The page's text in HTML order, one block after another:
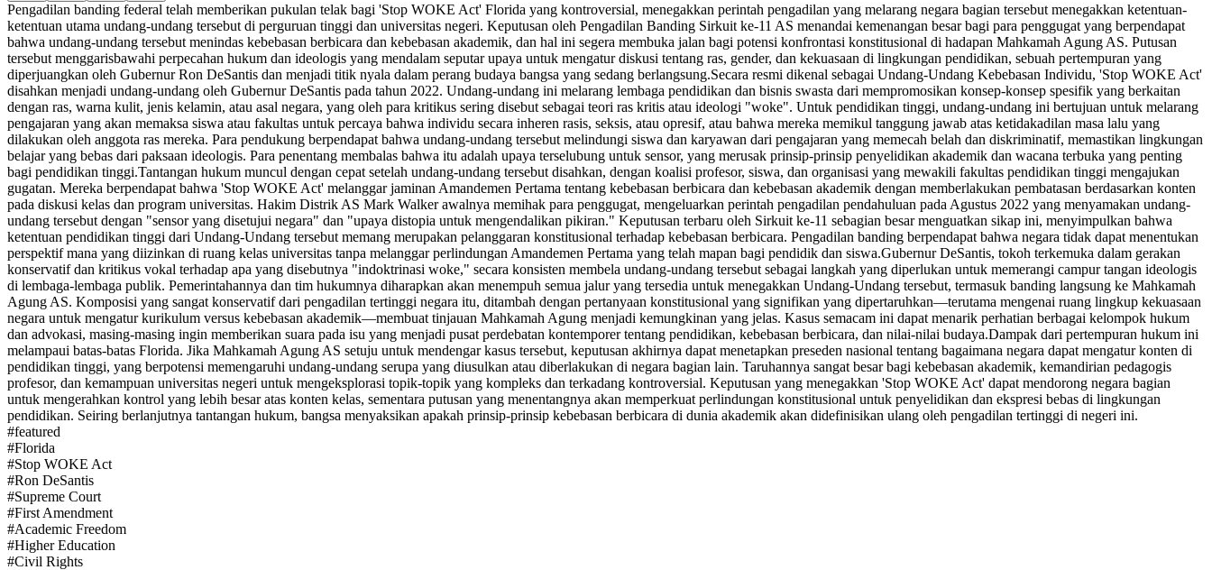
Pengadilan banding federal telah memberikan pukulan telak bagi 'Stop WOKE Act' Florida yang kontroversial, menegakkan perintah pengadilan yang melarang negara bagian tersebut menegakkan ketentuan-
ketentuan utama undang-undang tersebut di perguruan tinggi dan universitas negeri. Keputusan oleh Pengadilan Banding Sirkuit ke-11 AS menandai kemenangan besar bagi para penggugat yang berpendapat
bahwa undang-undang tersebut menindas kebebasan berbicara dan kebebasan akademik, dan hal ini segera membuka jalan bagi potensi konfrontasi konstitusional di hadapan Mahkamah Agung AS. Putusan
tersebut menggarisbawahi perpecahan hukum dan ideologis yang mendalam seputar upaya untuk mengatur diskusi tentang ras, gender, dan kekuasaan di lingkungan pendidikan, sebuah pertempuran yang
diperjuangkan oleh Gubernur Ron DeSantis dan menjadi titik nyala dalam perang budaya bangsa yang sedang berlangsung.Secara resmi dikenal sebagai Undang-Undang Kebebasan Individu, 'Stop WOKE Act'
disahkan menjadi undang-undang oleh Gubernur DeSantis pada tahun 2022. Undang-undang ini melarang lembaga pendidikan dan bisnis swasta dari mempromosikan konsep-konsep spesifik yang berkaitan
dengan ras, warna kulit, jenis kelamin, atau asal negara, yang oleh para kritikus sering disebut sebagai teori ras kritis atau ideologi "woke". Untuk pendidikan tinggi, undang-undang ini bertujuan untuk melarang
pengajaran yang akan memaksa siswa atau fakultas untuk percaya bahwa individu secara inheren rasis, seksis, atau opresif, atau bahwa mereka memikul tanggung jawab atas ketidakadilan masa lalu yang
dilakukan oleh anggota ras mereka. Para pendukung berpendapat bahwa undang-undang tersebut melindungi siswa dan karyawan dari pengajaran yang memecah belah dan diskriminatif, memastikan lingkungan
belajar yang bebas dari paksaan ideologis. Para penentang membalas bahwa itu adalah upaya terselubung untuk sensor, yang merusak prinsip-prinsip penyelidikan akademik dan wacana terbuka yang penting
bagi pendidikan tinggi.Tantangan hukum muncul dengan cepat setelah undang-undang tersebut disahkan, dengan koalisi profesor, siswa, dan organisasi yang mewakili fakultas pendidikan tinggi mengajukan
gugatan. Mereka berpendapat bahwa 'Stop WOKE Act' melanggar jaminan Amandemen Pertama tentang kebebasan berbicara dan kebebasan akademik dengan memberlakukan pembatasan berdasarkan konten
pada diskusi kelas dan program universitas. Hakim Distrik AS Mark Walker awalnya memihak para penggugat, mengeluarkan perintah pengadilan pendahuluan pada Agustus 2022 yang menyamakan undang-
undang tersebut dengan "sensor yang disetujui negara" dan "upaya distopia untuk mengendalikan pikiran." Keputusan terbaru oleh Sirkuit ke-11 sebagian besar menguatkan sikap ini, menyimpulkan bahwa
ketentuan pendidikan tinggi dari Undang-Undang tersebut memang merupakan pelanggaran konstitusional terhadap kebebasan berbicara. Pengadilan banding berpendapat bahwa negara tidak dapat menentukan
perspektif mana yang diizinkan di ruang kelas universitas tanpa melanggar perlindungan Amandemen Pertama yang telah mapan bagi pendidik dan siswa.Gubernur DeSantis, tokoh terkemuka dalam gerakan
konservatif dan kritikus vokal terhadap apa yang disebutnya "indoktrinasi woke," secara konsisten membela undang-undang tersebut sebagai langkah yang diperlukan untuk memerangi campur tangan ideologis
di lembaga-lembaga publik. Pemerintahannya dan tim hukumnya diharapkan akan menempuh semua jalur yang tersedia untuk menegakkan Undang-Undang tersebut, termasuk banding langsung ke Mahkamah
Agung AS. Komposisi yang sangat konservatif dari pengadilan tertinggi negara itu, ditambah dengan pertanyaan konstitusional yang signifikan yang dipertaruhkan—terutama mengenai ruang lingkup kekuasaan
negara untuk mengatur kurikulum versus kebebasan akademik—membuat tinjauan Mahkamah Agung menjadi kemungkinan yang jelas. Kasus semacam ini dapat menarik perhatian berbagai kelompok hukum
dan advokasi, masing-masing ingin memberikan suara pada isu yang menjadi pusat perdebatan kontemporer tentang pendidikan, kebebasan berbicara, dan nilai-nilai budaya.Dampak dari pertempuran hukum ini
melampaui batas-batas Florida. Jika Mahkamah Agung AS setuju untuk mendengar kasus tersebut, keputusan akhirnya dapat menetapkan preseden nasional tentang bagaimana negara dapat mengatur konten di
pendidikan tinggi, yang berpotensi memengaruhi undang-undang serupa yang diusulkan atau diberlakukan di negara bagian lain. Taruhannya sangat besar bagi kebebasan akademik, kemandirian pedagogis
profesor, dan kemampuan universitas negeri untuk mengeksplorasi topik-topik yang kompleks dan terkadang kontroversial. Keputusan yang menegakkan 'Stop WOKE Act' dapat mendorong negara bagian
untuk mengerahkan kontrol yang lebih besar atas konten kelas, sementara putusan yang menentangnya akan memperkuat perlindungan konstitusional untuk penyelidikan dan ekspresi bebas di lingkungan
pendidikan. Seiring berlanjutnya tantangan hukum, bangsa menyaksikan apakah prinsip-prinsip kebebasan berbicara di dunia akademik akan didefinisikan ulang oleh pengadilan tertinggi di negeri ini.
#featured
#Florida
#Stop WOKE Act
#Ron DeSantis
#Supreme Court
#First Amendment
#Academic Freedom
#Higher Education
#Civil Rights